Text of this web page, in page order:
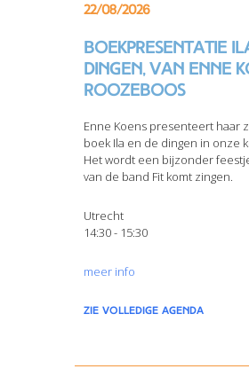
22/08/2026
Boekpresentatie
dingen, van Enne
Roozeboos
Enne Koens presenteert haar
boek Ila en de dingen in onze
Het wordt een bijzonder
van de band Fit komt zingen.
Utrecht
14:30 - 15:30
meer info
zie volledige agenda